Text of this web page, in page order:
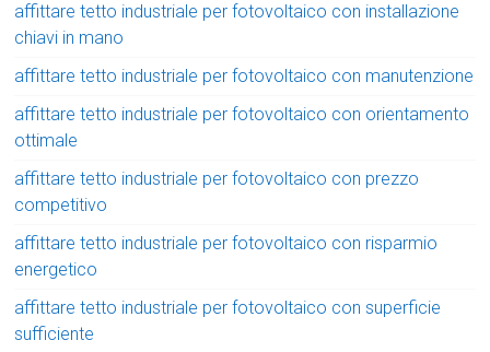
affittare tetto industriale per fotovoltaico con installazione
chiavi in mano
affittare tetto industriale per fotovoltaico con manutenzione
affittare tetto industriale per fotovoltaico con orientamento
ottimale
affittare tetto industriale per fotovoltaico con prezzo
competitivo
affittare tetto industriale per fotovoltaico con risparmio
energetico
affittare tetto industriale per fotovoltaico con superficie
sufficiente